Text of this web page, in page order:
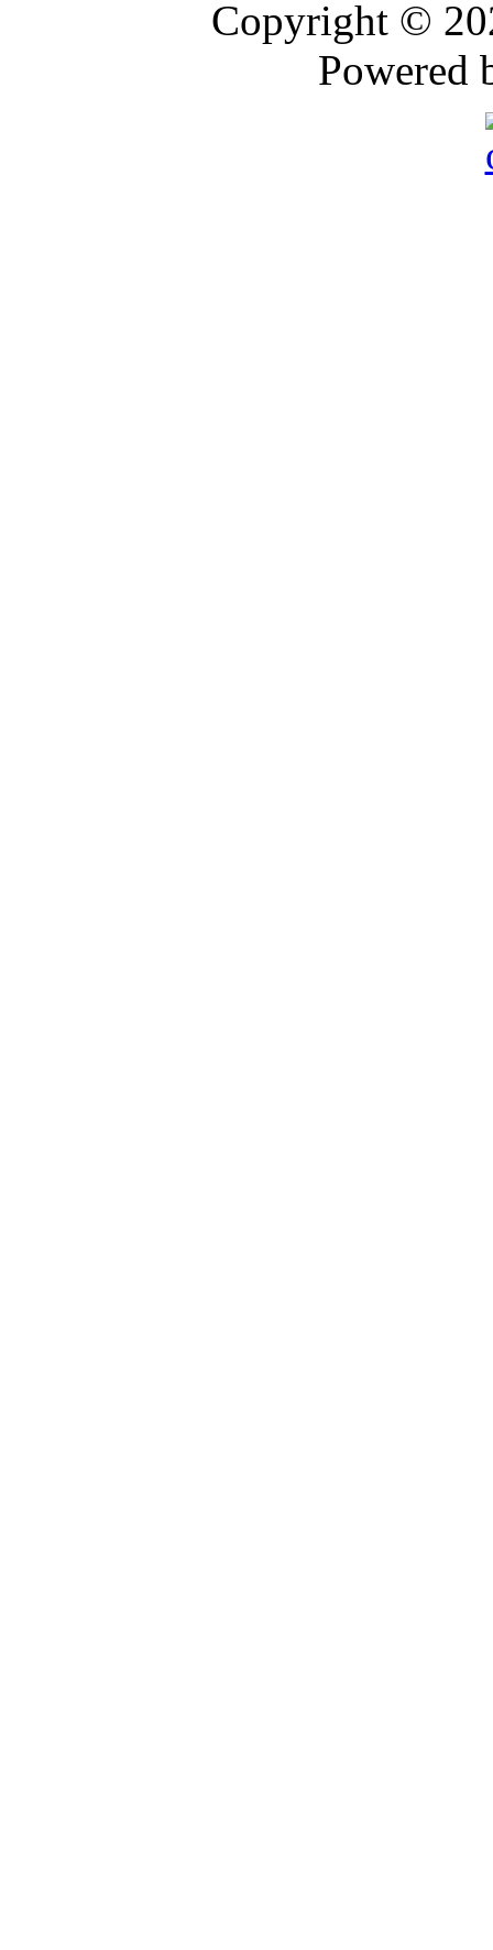
Copyright ©
Powered